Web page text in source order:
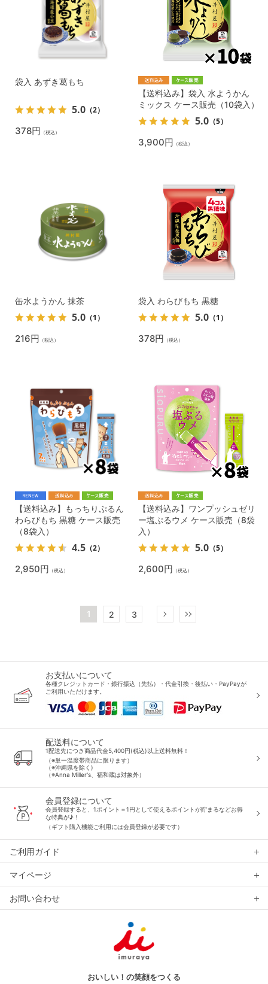
袋入 あずき葛もち
5.0 （2）
378円 （税込）
【送料込み】袋入 水ようかん
ミックス ケース販売（10袋入）
5.0 （5）
3,900円 （税込）
缶水ようかん 抹茶
5.0 （1）
216円 （税込）
袋入 わらびもち 黒糖
5.0 （1）
378円 （税込）
【送料込み】もっちりぷるん
わらびもち 黒糖 ケース販売
（8袋入）
4.5 （2）
2,950円 （税込）
【送料込み】ワンプッシュゼリ
ー塩ぷるウメ ケース販売（8袋
入）
5.0 （5）
2,600円 （税込）
1 2 3
お支払いについて
各種クレジットカード・銀行振込（先払）・代金引換・後払い・PayPayが
ご利用いただけます。
配送料について
1配送先につき商品代金5,400円(税込)以上送料無料！
（※単一温度帯商品に限ります）
（※沖縄県を除く)
（※Anna Miller's、福和蔵は対象外）
会員登録について
会員登録すると、1ポイント＝1円として使えるポイントが貯まるなどお得
な特典が♪！
（ギフト購入機能ご利用には会員登録が必要です）
ご利用ガイド
マイページ
お問い合わせ
おいしい！の笑顔をつくる